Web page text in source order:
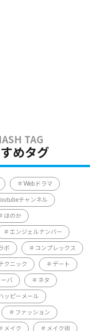
めタグ
Webドラマ
チャンネル
ほのか
エンジェルナンバー
ボ コンプレックス
クニック デート
ーバ ネタ
ッピーメール
ファッション
メイク メイク術